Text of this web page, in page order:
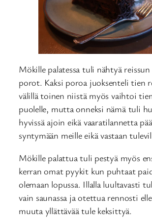
Mökille palatessa tuli nähtyä
porot. Kaksi poroa juoksenteli tien
välillä toinen niistä myös vaihtoi
puolelle, mutta onneksi nämä tuli
hyvissä ajoin eikä vaaratilannetta
syntymään meille eikä vastaan
Mökille palattua tuli pestyä myös
kerran omat pyykit kun puhtaat
olemaan lopussa. Illalla luultavasti
vain saunassa ja otettua rennosti
muuta yllättävää tule keksittyä.